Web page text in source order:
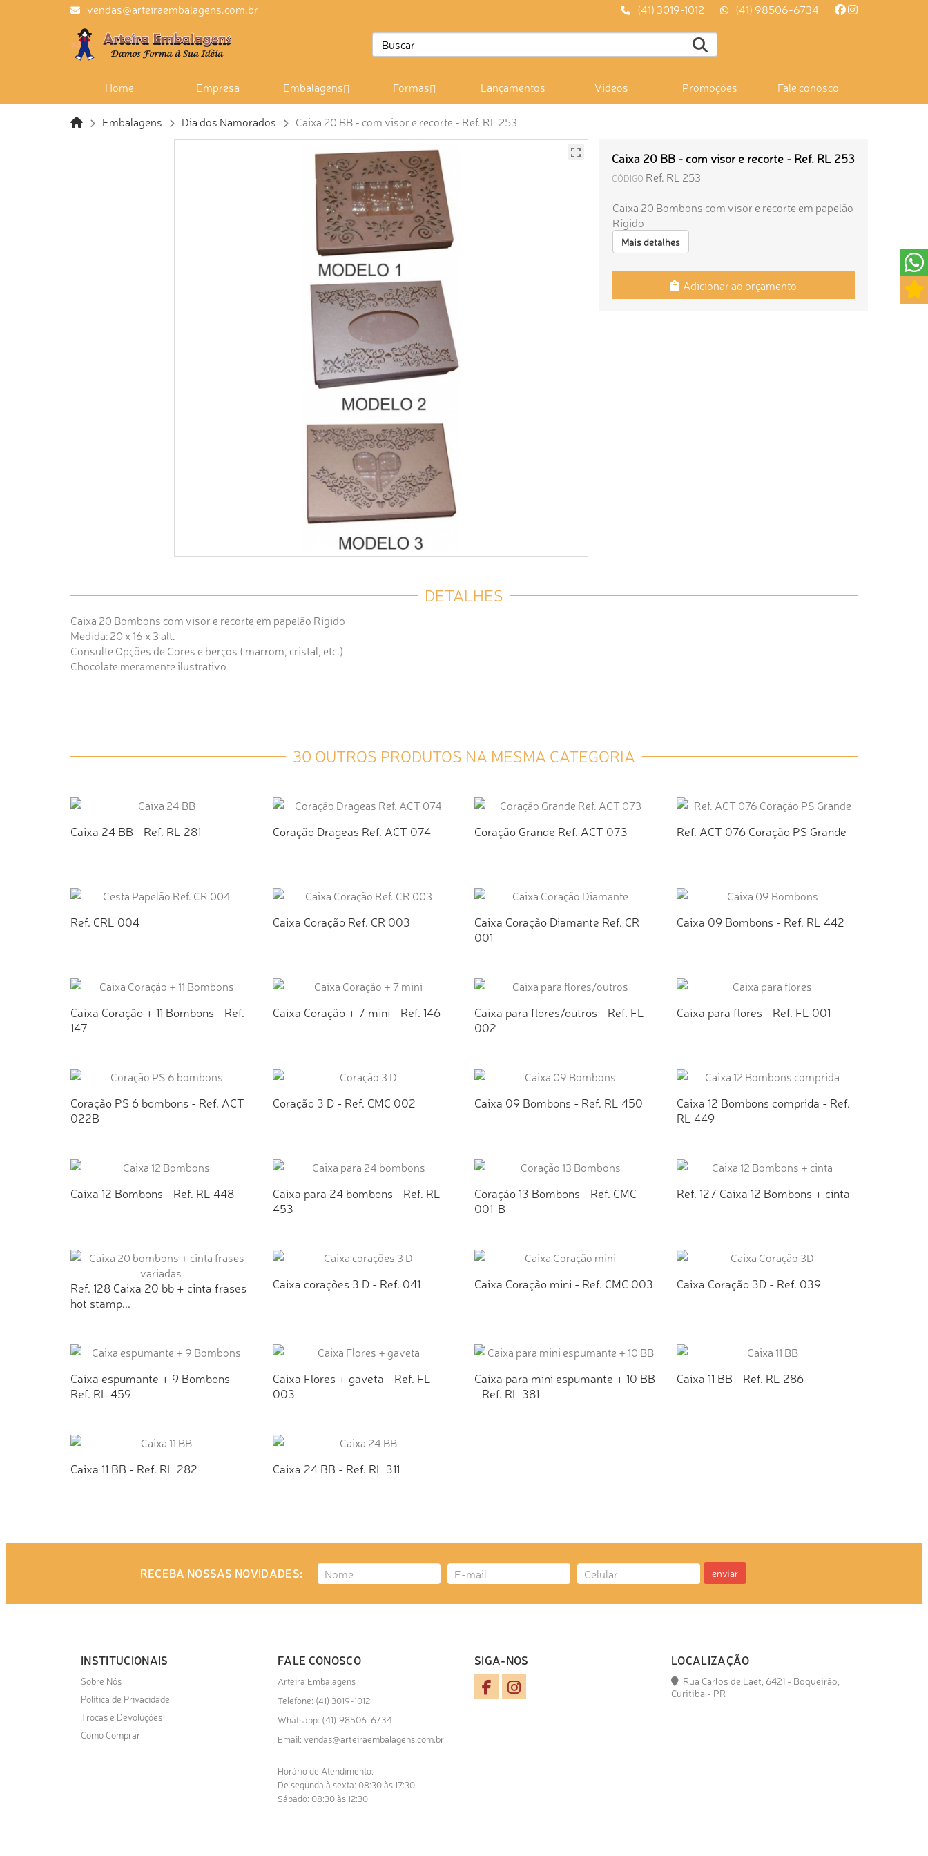
vendas@arteiraembalagens.com.br (41) 3019-1012 (41) 98506-6734
Home Empresa Embalagens Formas Lançamentos Vídeos Promoções Fale conosco
Embalagens Dia dos Namorados Caixa 20 BB - com visor e recorte - Ref. RL 253
Caixa 20 BB - com visor e recorte - Ref. RL 253
CÓDIGO Ref. RL 253
Caixa 20 Bombons com visor e recorte em papelão
Rígido
Mais detalhes
Adicionar ao orçamento
DETALHES
Caixa 20 Bombons com visor e recorte em papelão Rígido
Medida: 20 x 16 x 3 alt.
Consulte Opções de Cores e berços ( marrom, cristal, etc.)
Chocolate meramente ilustrativo
30 OUTROS PRODUTOS NA MESMA CATEGORIA
Caixa 24 BB - Ref. RL 281 Coração Drageas Ref. ACT 074 Coração Grande Ref. ACT 073 Ref. ACT 076 Coração PS Grande
Ref. CRL 004 Caixa Coração Ref. CR 003
Caixa Coração Diamante Ref. CR
001
Caixa 09 Bombons - Ref. RL 442
Caixa Coração + 11 Bombons - Ref.
147
Caixa Coração + 7 mini - Ref. 146
Caixa para flores/outros - Ref. FL
002
Caixa para flores - Ref. FL 001
Coração PS 6 bombons - Ref. ACT
022B
Coração 3 D - Ref. CMC 002 Caixa 09 Bombons - Ref. RL 450
Caixa 12 Bombons comprida - Ref.
RL 449
Caixa 12 Bombons - Ref. RL 448
Caixa para 24 bombons - Ref. RL
453
Coração 13 Bombons - Ref. CMC
001-B
Ref. 127 Caixa 12 Bombons + cinta
Ref. 128 Caixa 20 bb + cinta frases
hot stamp...
Caixa corações 3 D - Ref. 041 Caixa Coração mini - Ref. CMC 003 Caixa Coração 3D - Ref. 039
Caixa espumante + 9 Bombons -
Ref. RL 459
Caixa Flores + gaveta - Ref. FL
003
Caixa para mini espumante + 10 BB
- Ref. RL 381
Caixa 11 BB - Ref. RL 286
Caixa 11 BB - Ref. RL 282 Caixa 24 BB - Ref. RL 311
RECEBA NOSSAS NOVIDADES: enviar
INSTITUCIONAIS
Sobre Nós
Política de Privacidade
Trocas e Devoluções
Como Comprar
FALE CONOSCO
Arteira Embalagens
Telefone: (41) 3019-1012
Whatsapp: (41) 98506-6734
Email: vendas@arteiraembalagens.com.br
Horário de Atendimento:
De segunda à sexta: 08:30 às 17:30
Sábado: 08:30 às 12:30
SIGA-NOS LOCALIZAÇÃO
Rua Carlos de Laet, 6421 - Boqueirão,
Curitiba - PR